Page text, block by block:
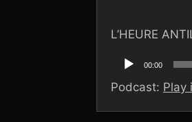
L’HEURE
audio
00:00
Podcast: Play